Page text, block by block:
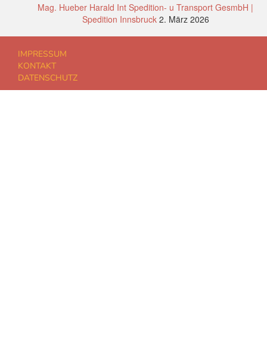
Mag. Hueber Harald Int Spedition- u Transport GesmbH |
Spedition Innsbruck 2. März 2026
IMPRESSUM
KONTAKT
DATENSCHUTZ